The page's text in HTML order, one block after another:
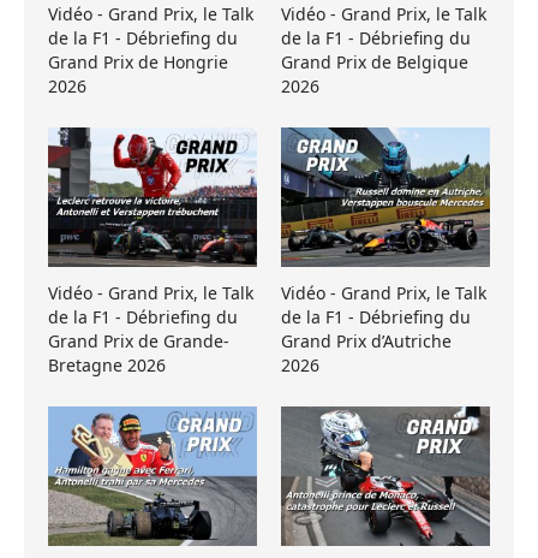
Vidéo - Grand Prix, le Talk
de la F1 - Débriefing du
Grand Prix de Hongrie
2026
Vidéo - Grand Prix, le Talk
de la F1 - Débriefing du
Grand Prix de Belgique
2026
Vidéo - Grand Prix, le Talk
de la F1 - Débriefing du
Grand Prix de Grande-
Bretagne 2026
Vidéo - Grand Prix, le Talk
de la F1 - Débriefing du
Grand Prix d’Autriche
2026